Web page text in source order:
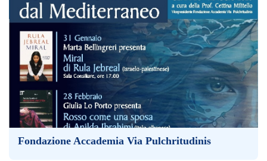
CONTATTACI
Fondazione Accademia Via Pulchritudinis